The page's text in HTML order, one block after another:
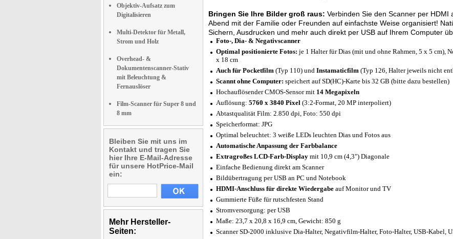
Objektiv-Aufsatz zum
Digitalisieren
Multi-Detektor für Metall,
Strom und Holz
Overhead- &
Dokumentenscanner-Stativ
mit Beleuchtung &
Fernauslöser
Film-Scanner für Super 8 und
8 mm
Bleiben Sie mit uns im
Kontakt und tragen Sie
hier Ihre E-Mail-Adresse
für unsere HotPrice-Mail
ein:
Mehr Hersteller-
Seiten:
Bringen Sie Ihre Bilder groß raus: Verbinden Sie den Scanner per
Abend mit der Familie oder Freunden auf einfachste Weise organisiert!
Sichern, Ausdrucken und mehr auch direkt per USB auf Ihrem Computer
Foto-, Dia- & Negativscanner
Optimal positionierte Fotos: je 1 Halter für Dias (mit und ohne Rahmen, 5 x 5 cm),
x 18 cm
Auch für Pocketfilm (Typ 110) und Instamaticfilm (Typ 126, Halter jeweils nicht
Scannt ohne Computer: speichert auf SD(HC)-Karte bis 32 GB (bitte dazu bestellen)
Hochauflösender CMOS-Sensor mit 14 Megapixeln
Auflösung: 5760 x 3840 Pixel (3:2-Format, 20 MP interpoliert)
Abtastqualität Film: 2.850 dpi, Foto: 550 dpi
Speicherformat: JPG
Optimal beleuchtet: 3 weiße LEDs leuchten Dias und Fotos aus
Automatische Anpassung der Farbbalance
Extragroßes LCD-Farb-Display mit 10,9 cm (4,3") Diagonale
Einfache Bedienung direkt am Scanner
Bildübertragung per USB an PC und Notebook
HDMI-Anschluss für direkte Wiedergabe auf Monitor und TV
Gummierte Füße für rutschfesten Stand
Stromversorgung: per USB
Maße: 23,7 x 20,8 x 16,9 cm, Gewicht: 850 g
Scanner SD-2000 inklusive Dia-Halter, Negativfilm-Halter, Foto-Halter, USB-Kabel,